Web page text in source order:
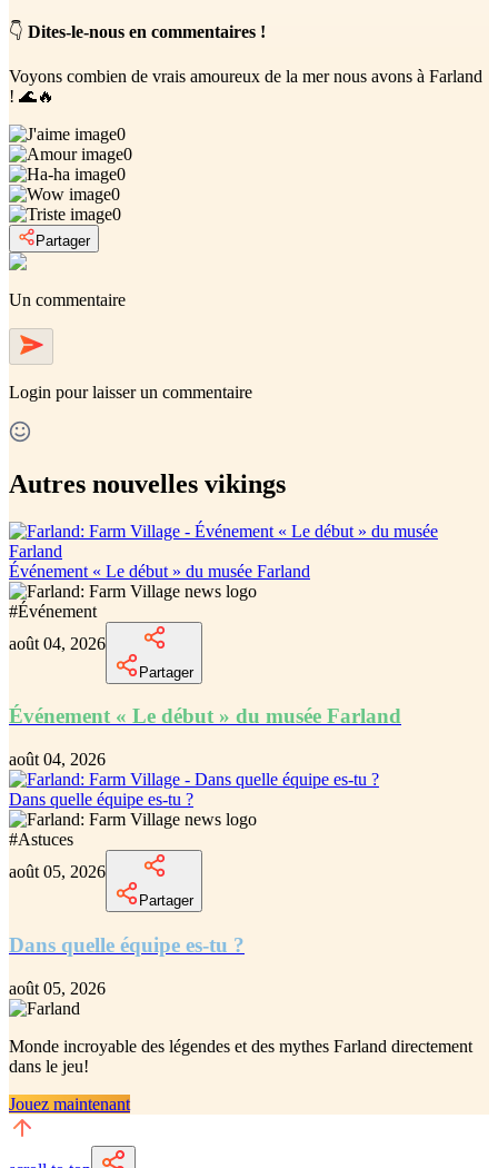
👇 Dites-le-nous en commentaires !
Voyons combien de vrais amoureux de la mer nous avons à Farland
! 🌊🔥
0
0
0
0
0
Partager
Un commentaire
Login pour laisser un commentaire
Autres nouvelles vikings
Événement « Le début » du musée Farland
#Événement
août 04, 2026
Partager
Événement « Le début » du musée Farland
août 04, 2026
Dans quelle équipe es-tu ?
#Astuces
août 05, 2026
Partager
Dans quelle équipe es-tu ?
août 05, 2026
Monde incroyable des légendes et des mythes Farland directement
dans le jeu!
Jouez maintenant